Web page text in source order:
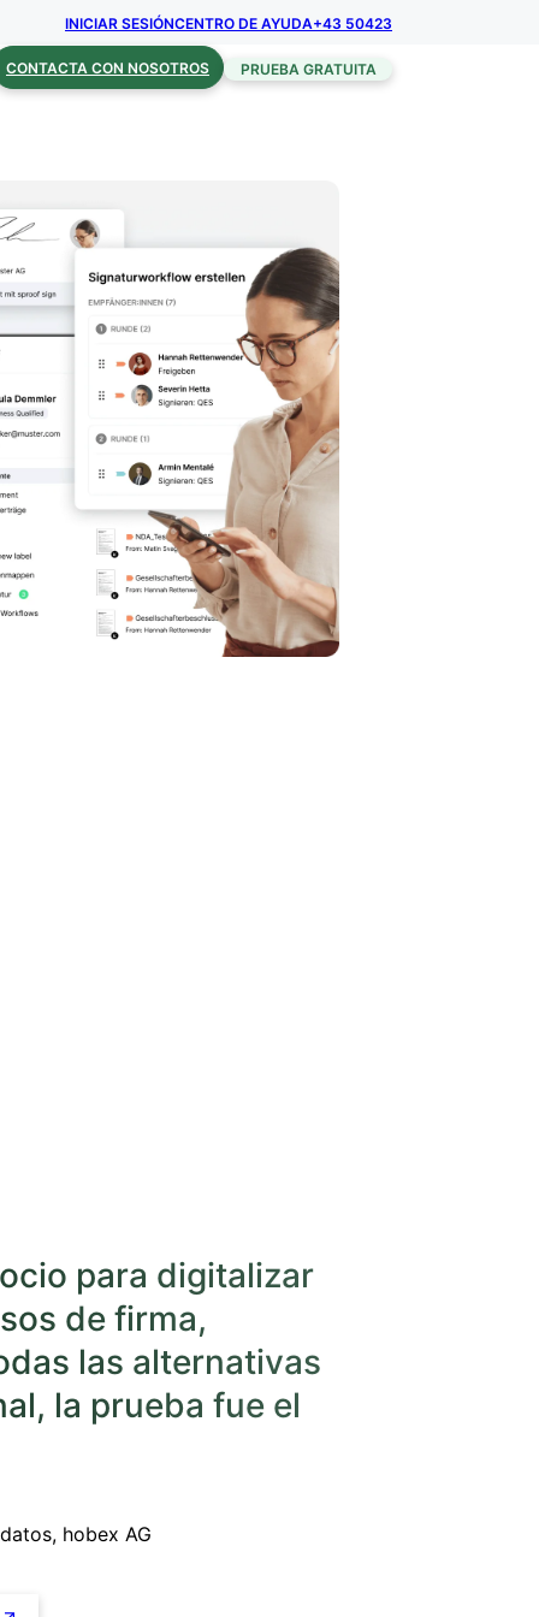
INICIAR SESIÓNCENTRO DE AYUDA+43 50423
CONTACTA CON NOSOTROS PRUEBA GRATUITA
para digitalizar
de firma,
las alternativas
la prueba fue el
hobex AG